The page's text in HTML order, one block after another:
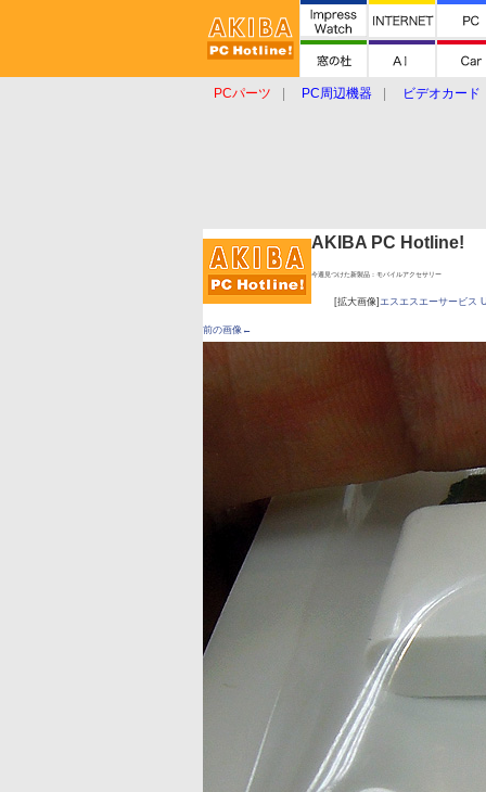
PCパーツ PC周辺機器
ビデオカード
AKIBA PC Hotline!
今週見つけた新製品：モバイルアクセサリー
[拡大画像] エスエスエーサービス
前の画像←